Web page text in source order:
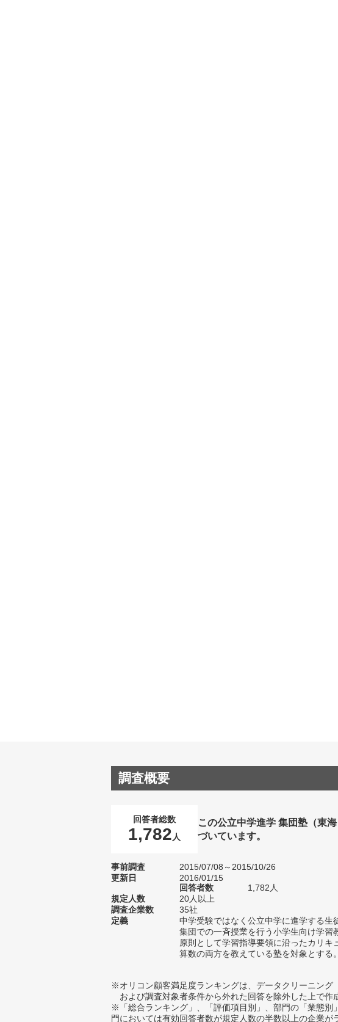
調査概要
回答者総数
1,782 人
この公立中学進学 集団塾（東
づいています。
事前調査
2015/07/08～2015/10/26
更新日
2016/01/15
回答者数
1,782人
規定人数
20人以上
調査企業数
35社
定義
中学受験ではなく公立中学に進学する生
集団での一斉授業を行う小学生向け学習
原則として学習指導要領に沿ったカリキ
算数の両方を教えている塾を対象とする。
※オリコン顧客満足度ランキングは、データクリーニング
および調査対象者条件から外れた回答を除外した上で作
※「総合ランキング」、「評価項目別」、部門の「業態
門においては有効回答者数が規定人数の半数以上の企業が